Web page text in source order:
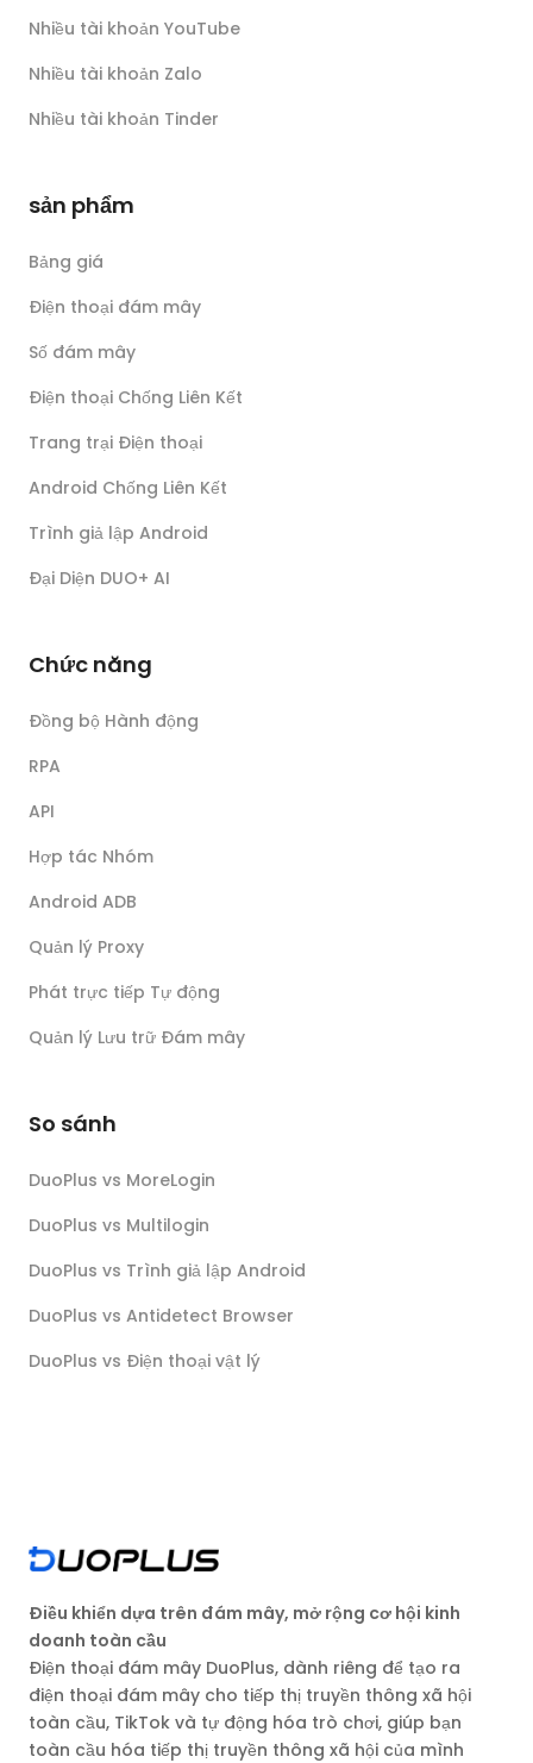
Nhiều tài khoản YouTube
Nhiều tài khoản Zalo
Nhiều tài khoản Tinder
sản phẩm
Bảng giá
Điện thoại đám mây
Số đám mây
Điện thoại Chống Liên Kết
Trang trại Điện thoại
Android Chống Liên Kết
Trình giả lập Android
Đại Diện DUO+ AI
Chức năng
Đồng bộ Hành động
RPA
API
Hợp tác Nhóm
Android ADB
Quản lý Proxy
Phát trực tiếp Tự động
Quản lý Lưu trữ Đám mây
So sánh
DuoPlus vs MoreLogin
DuoPlus vs Multilogin
DuoPlus vs Trình giả lập Android
DuoPlus vs Antidetect Browser
DuoPlus vs Điện thoại vật lý
Điều khiển dựa trên đám mây, mở rộng cơ hội kinh
doanh toàn cầu
Điện thoại đám mây DuoPlus, dành riêng để tạo ra
điện thoại đám mây cho tiếp thị truyền thông xã hội
toàn cầu, TikTok và tự động hóa trò chơi, giúp bạn
toàn cầu hóa tiếp thị truyền thông xã hội của mình